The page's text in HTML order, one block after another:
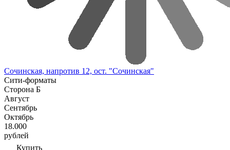
Сочинская, напротив 12, ост. "Сочинская"
Сити-форматы
Сторона Б
Август
Сентябрь
Октябрь
18.000
рублей
Купить